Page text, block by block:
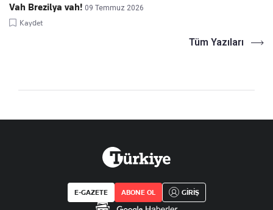
Vah Brezilya vah! 09 Temmuz 2026
Kaydet
Tüm Yazıları
E-GAZETE ABONE OL GİRİŞ